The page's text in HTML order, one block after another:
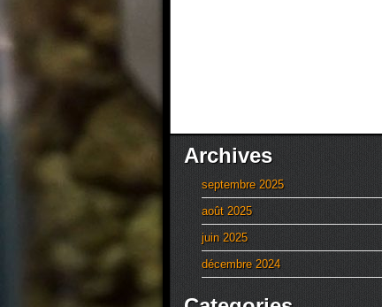
Archives
septembre 2025
août 2025
juin 2025
décembre 2024